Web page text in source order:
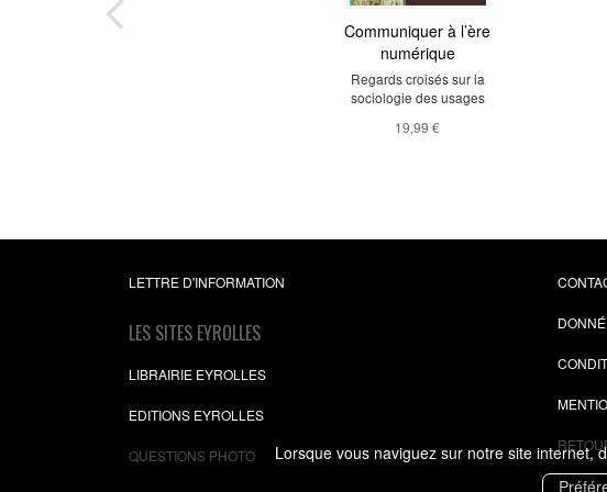
Lorsque vous naviguez sur notre site internet,
Communiquer à l’ère
numérique
Regards croisés sur la
sociologie des usages
19,99 €
LETTRE D'INFORMATION
LES SITES EYROLLES
LIBRAIRIE EYROLLES
EDITIONS EYROLLES
QUESTIONS PHOTO